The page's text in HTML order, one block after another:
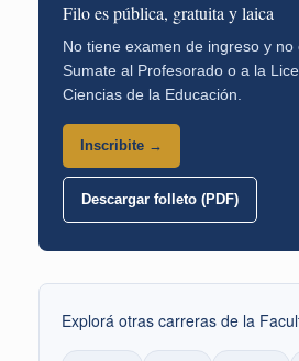
Filo es pública, gratuita y laica
No tiene examen de ingreso y no
Sumate al Profesorado o a la
Ciencias de la Educación.
Inscribite →
Descargar folleto (PDF)
Explorá otras carreras de la